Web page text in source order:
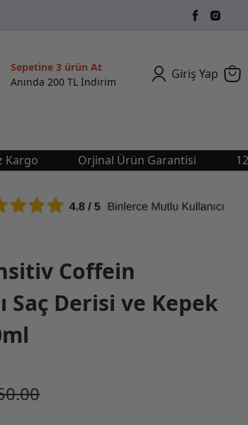
Sepetine 3 ürün At
Anında 200 TL İndirim
Giriş Yap
Orjinal Ürün Garantisi 1249
Coffein
Saç Derisi ve Kepek